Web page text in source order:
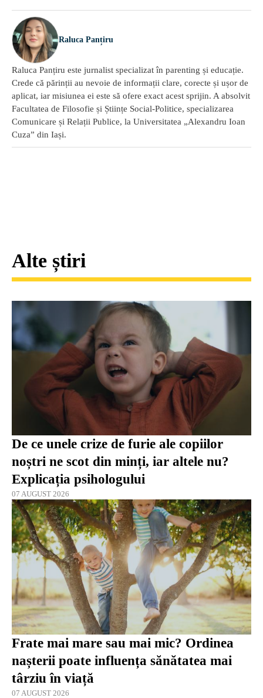
Raluca Panțiru
Raluca Panțiru este jurnalist specializat în parenting și educație.
Crede că părinții au nevoie de informații clare, corecte și ușor de
aplicat, iar misiunea ei este să ofere exact acest sprijin. A absolvit
Facultatea de Filosofie și Științe Social-Politice, specializarea
Comunicare și Relații Publice, la Universitatea „Alexandru Ioan
Cuza” din Iași.
Alte știri
De ce unele crize de furie ale copiilor
noștri ne scot din minți, iar altele nu?
Explicația psihologului
07 AUGUST 2026
Frate mai mare sau mai mic? Ordinea
nașterii poate influența sănătatea mai
târziu în viață
07 AUGUST 2026